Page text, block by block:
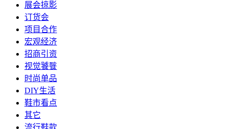
展会掠影
订货会
项目合作
宏观经济
招商引资
视觉饕餮
时尚单品
DIY生活
鞋市看点
其它